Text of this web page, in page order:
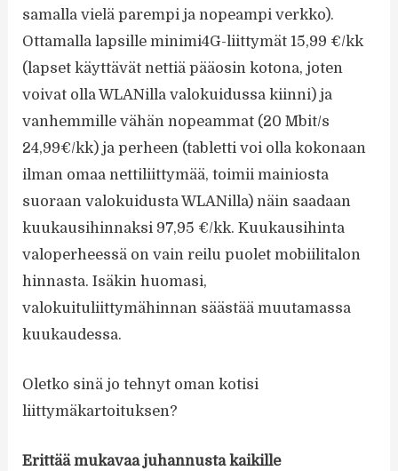
samalla vielä parempi ja nopeampi verkko).
Ottamalla lapsille minimi4G-liittymät 15,99 €/kk
(lapset käyttävät nettiä pääosin kotona, joten
voivat olla WLANilla valokuidussa kiinni) ja
vanhemmille vähän nopeammat (20 Mbit/s
24,99€/kk) ja perheen (tabletti voi olla kokonaan
ilman omaa nettiliittymää, toimii mainiosta
suoraan valokuidusta WLANilla) näin saadaan
kuukausihinnaksi 97,95 €/kk. Kuukausihinta
valoperheessä on vain reilu puolet mobiilitalon
hinnasta. Isäkin huomasi,
valokuituliittymähinnan säästää muutamassa
kuukaudessa.
Oletko sinä jo tehnyt oman kotisi
liittymäkartoituksen?
Erittää mukavaa juhannusta kaikille